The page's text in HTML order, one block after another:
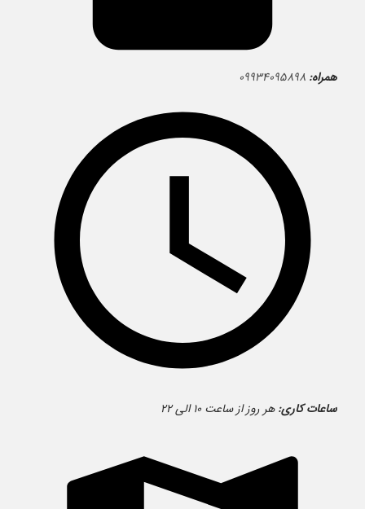
همراه: ۰۹۹۳۴۰۹۵۸۹۸
ساعات کاری: هر روز از ساعت ۱۰ الی ۲۲